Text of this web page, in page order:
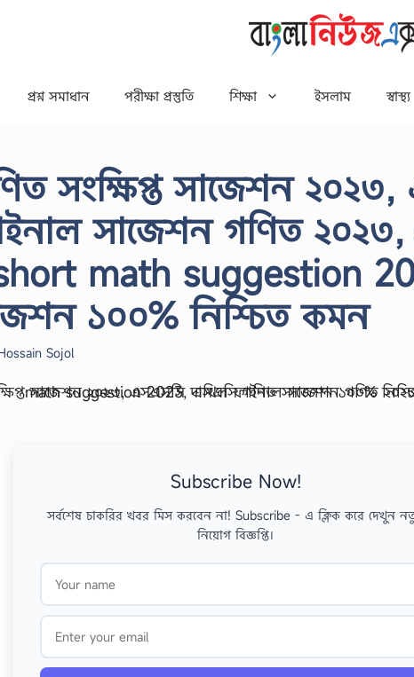
প্রশ্ন সমাধান পরীক্ষা প্রস্তুতি শিক্ষা ইসলাম স্বাস্থ্য
সংক্ষিপ্ত সাজেশন
সাজেশন গণিত
math suggestion
১০০% নিশ্চিত কমন
Sojol
Subscribe Now!
সর্বশেষ চাকরির খবর মিস করবেন না! Subscribe - এ ক্লিক করে দেখুন
নিয়োগ বিজ্ঞপ্তি।